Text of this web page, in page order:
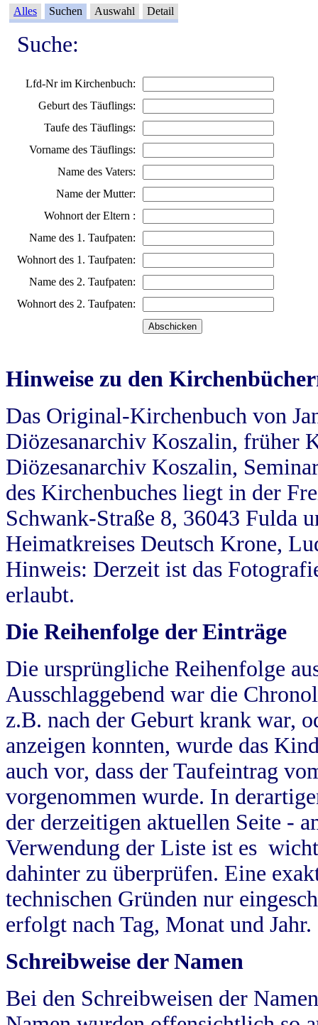
Alles Suchen Auswahl Detail
Suche:
Lfd-Nr im Kirchenbuch:
Geburt des Täuflings:
Taufe des Täuflings:
Vorname des Täuflings:
Name des Vaters:
Name der Mutter:
Wohnort der Eltern :
Name des 1. Taufpaten:
Wohnort des 1. Taufpaten:
Name des 2. Taufpaten:
Wohnort des 2. Taufpaten:
Hinweise zu den
Das Original-Kirchenbuch von
Diözesanarchiv Koszalin, früher
Diözesanarchiv Koszalin,
des Kirchenbuches liegt in der
Schwank-Straße 8, 36043 Fulda
Heimatkreises Deutsch Krone,
Hinweis: Derzeit ist das
erlaubt.
Die Reihenfolge der Einträge
Die ursprüngliche Reihenfolge
Ausschlaggebend war die
z.B. nach der Geburt krank war,
anzeigen konnten, wurde das
auch vor, dass der Taufeintrag
vorgenommen wurde. In
der derzeitigen aktuellen Seite -
Verwendung der Liste ist es
dahinter zu überprüfen. Eine
technischen Gründen nur
erfolgt nach Tag, Monat und Jahr.
Schreibweise der Namen
Bei den Schreibweisen der